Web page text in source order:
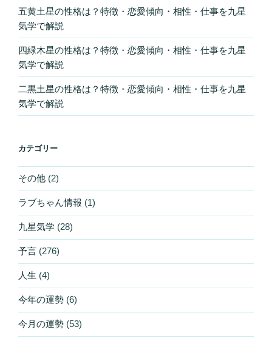
五黄土星の性格は？特徴・恋愛傾向・相性・仕事を九星
気学で解説
四緑木星の性格は？特徴・恋愛傾向・相性・仕事を九星
気学で解説
二黒土星の性格は？特徴・恋愛傾向・相性・仕事を九星
気学で解説
カテゴリー
その他 (2)
ラブちゃん情報 (1)
九星気学 (28)
予言 (276)
人生 (4)
今年の運勢 (6)
今月の運勢 (53)